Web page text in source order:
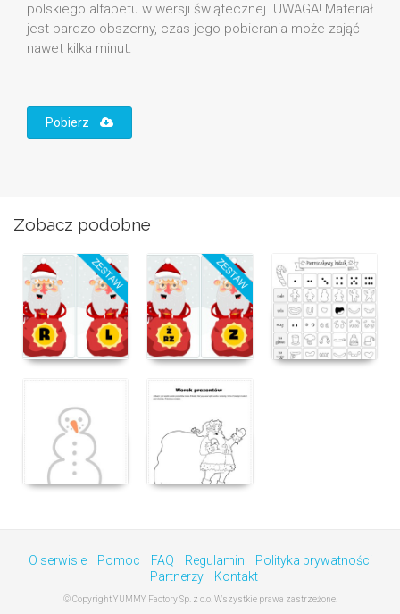
polskiego alfabetu w wersji świątecznej. UWAGA! Materiał
jest bardzo obszerny, czas jego pobierania może zająć
nawet kilka minut.
Pobierz
Zobacz podobne
O serwisie Pomoc FAQ Regulamin
Polityka prywatności
Partnerzy
Kontakt
© Copyright YUMMY Factory Sp. z o.o. Wszystkie prawa zastrzeżone.